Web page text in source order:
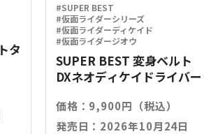
タ
#SUPER BEST
#仮面ライダーシリーズ
#仮面ライダーディケイド
#仮面ライダージオウ
SUPER BEST 変身ベルト
DXネオディケイドライバー
価格：9,900円（税込）
発売日：2026年10月24日